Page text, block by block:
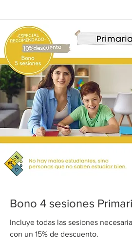
Bono 4 sesiones
Incluye todas las sesiones
con un 15% de descuento.